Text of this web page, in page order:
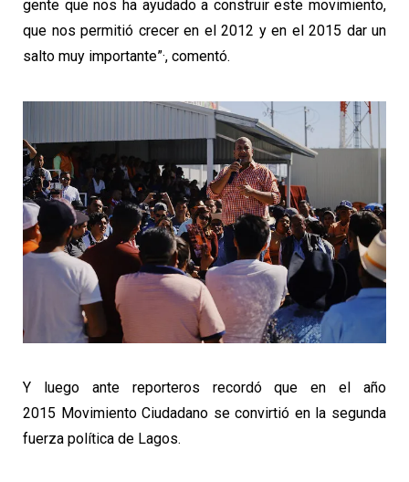
gente que nos ha ayudado a construir este movimiento,
que nos permitió crecer en el 2012 y en el 2015 dar un
salto muy importante”·, comentó.
Y luego ante reporteros recordó que en el año
2015 Movimiento Ciudadano se convirtió en la segunda
fuerza política de Lagos.